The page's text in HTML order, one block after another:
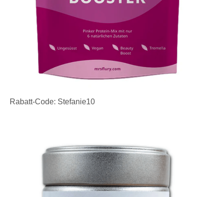
Rabatt-Code: Stefanie10